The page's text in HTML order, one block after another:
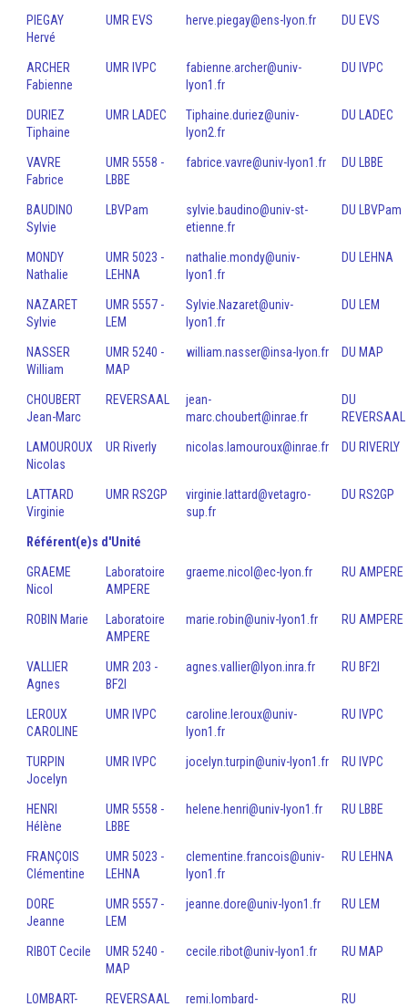
PIEGAY
Hervé
UMR EVS herve.piegay@ens-lyon.fr DU EVS
ARCHER
Fabienne
UMR IVPC
fabienne.archer@univ-
lyon1.fr
DU IVPC
DURIEZ
Tiphaine
UMR LADEC
Tiphaine.duriez@univ-
lyon2.fr
DU LADEC
VAVRE
Fabrice
UMR 5558 -
LBBE
fabrice.vavre@univ-lyon1.fr DU LBBE
BAUDINO
Sylvie
LBVPam
sylvie.baudino@univ-st-
etienne.fr
DU LBVPam
MONDY
Nathalie
UMR 5023 -
LEHNA
nathalie.mondy@univ-
lyon1.fr
DU LEHNA
NAZARET
Sylvie
UMR 5557 -
LEM
Sylvie.Nazaret@univ-
lyon1.fr
DU LEM
NASSER
William
UMR 5240 -
MAP
william.nasser@insa-lyon.fr DU MAP
CHOUBERT
Jean-Marc
REVERSAAL
jean-
marc.choubert@inrae.fr
DU
REVERSAAL
LAMOUROUX
Nicolas
UR Riverly nicolas.lamouroux@inrae.fr DU RIVERLY
LATTARD
Virginie
UMR RS2GP
virginie.lattard@vetagro-
sup.fr
DU RS2GP
Référent(e)s d'Unité
GRAEME
Nicol
Laboratoire
AMPERE
graeme.nicol@ec-lyon.fr RU AMPERE
ROBIN Marie
Laboratoire
AMPERE
marie.robin@univ-lyon1.fr RU AMPERE
VALLIER
Agnes
UMR 203 -
BF2I
agnes.vallier@lyon.inra.fr RU BF2I
LEROUX
CAROLINE
UMR IVPC
caroline.leroux@univ-
lyon1.fr
RU IVPC
TURPIN
Jocelyn
UMR IVPC jocelyn.turpin@univ-lyon1.fr RU IVPC
HENRI
Hélène
UMR 5558 -
LBBE
helene.henri@univ-lyon1.fr RU LBBE
FRANÇOIS
Clémentine
UMR 5023 -
LEHNA
clementine.francois@univ-
lyon1.fr
RU LEHNA
DORE
Jeanne
UMR 5557 -
LEM
jeanne.dore@univ-lyon1.fr RU LEM
RIBOT Cecile
UMR 5240 -
MAP
cecile.ribot@univ-lyon1.fr RU MAP
LOMBART-
REVERSAAL
remi.lombard-
RU